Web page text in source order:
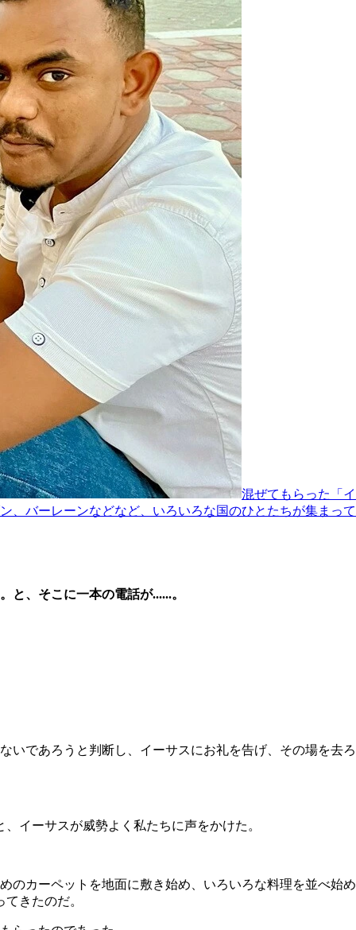
混ぜてもらった「イ
、バーレーンなどなど、いろいろな国のひとたちが集まって
、そこに一本の電話が......。
であろうと判断し、イーサスにお礼を告げ、その場を去ろ
イーサスが威勢よく私たちに声をかけた。
のカーペットを地面に敷き始め、いろいろな料理を並べ始め
きたのだ。